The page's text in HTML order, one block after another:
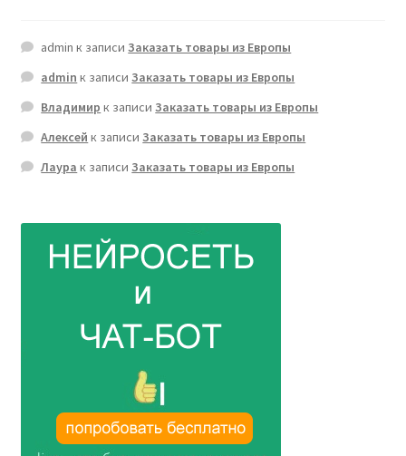
admin к записиЗаказать товары из Европы
admin к записиЗаказать товары из Европы
Владимир к записиЗаказать товары из Европы
Алексей к записиЗаказать товары из Европы
Лаура к записиЗаказать товары из Европы